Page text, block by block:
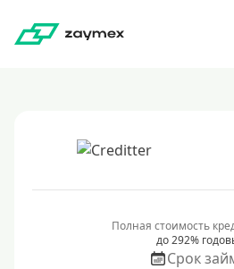
Полная стоимость
до 292%
Срок